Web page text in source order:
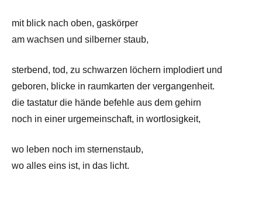
mit blick nach oben, gaskörper
am wachsen und silberner staub,
sterbend, tod, zu schwarzen löchern implodiert und
geboren, blicke in raumkarten der vergangenheit.
die tastatur die hände befehle aus dem gehirn
noch in einer urgemeinschaft, in wortlosigkeit,
wo leben noch im sternenstaub,
wo alles eins ist, in das licht.